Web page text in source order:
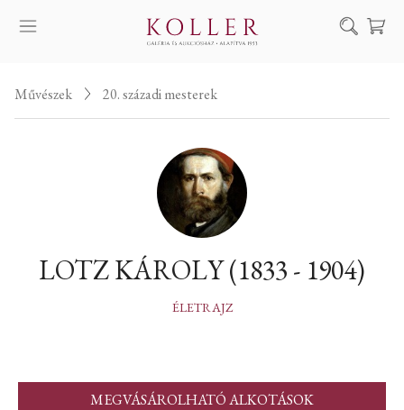
SZOLGÁLTATÁSAINK
ALKOTÁSOK
AUKCIÓ
KIÁLLÍTÁSAINK
HÍREINK
RÓLUNK
Keresés
Művészek 20. századi mesterek
LOTZ KÁROLY (1833 - 1904)
ÉLETRAJZ
MEGVÁSÁROLHATÓ ALKOTÁSOK